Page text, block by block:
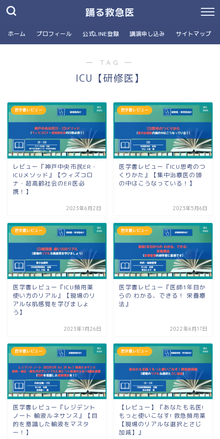
踊る救急医
ホーム プロフィール 公式LINE登録 講演申し込み サイトマップ
― TAG ―
ICU【研修医】
医学書レビュー
レビュー『神戸中央市民ER・
ICUメソッド』【ウィズコロ
ナ・超高齢社会のER医必
携！】
2023年6月2日
医学書レビュー
医学書レビュー『ICU思考のつ
くりかた』【集中治療医の頭
の中はこうなっている！】
2023年5月6日
医学書レビュー
医学書レビュー『ICU頻用薬
使い方のリアル』【現場のリ
アルな肌感覚を学びましょ
う】
2023年1月26日
医学書レビュー
医学書レビュー『医師1年目か
らの わかる、できる！ 栄養療
法』
2022年6月17日
医学書レビュー
医学書レビュー『レジデント
ノート 輸液ルネサンス』【目
的を意識した輸液をマスタ
ー！】
医学書レビュー
【レビュー】『あなたも名医!
もっと使いこなす! 救急頻用薬
【現場のリアルな選択とさじ
加減】』